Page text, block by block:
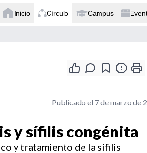
Inicio Círculo Campus
Publicado el 7 de marzo de
y sífilis congénita
y tratamiento de la sífilis